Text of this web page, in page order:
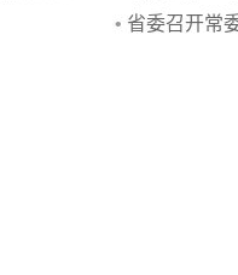
龙镇
• 省委召开常